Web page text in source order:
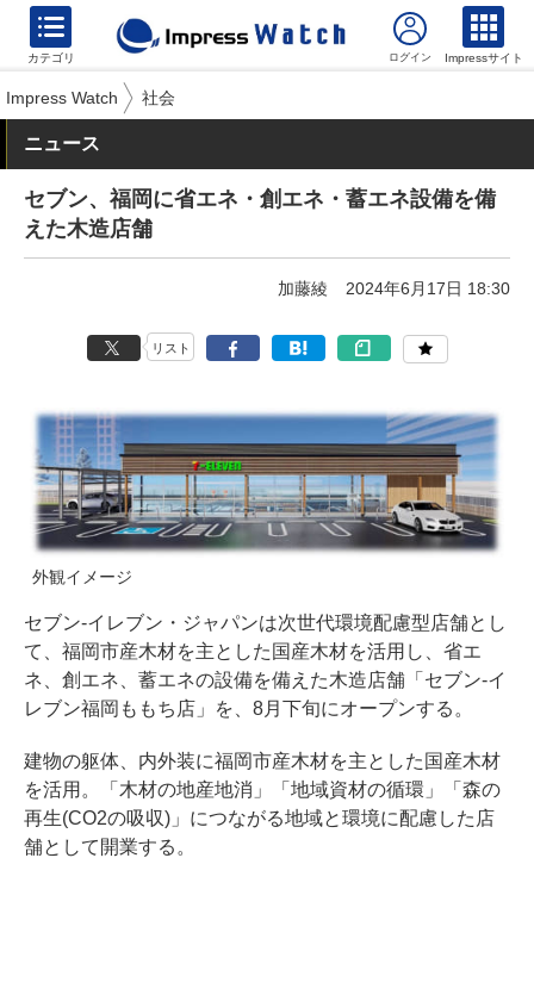
カテゴリ Impressサイト
Impress Watch 社会
ニュース
セブン、福岡に省エネ・創エネ・蓄エネ設備を備
えた木造店舗
加藤綾 2024年6月17日 18:30
リスト
外観イメージ
セブン‐イレブン・ジャパンは次世代環境配慮型店舗とし
て、福岡市産木材を主とした国産木材を活用し、省エ
ネ、創エネ、蓄エネの設備を備えた木造店舗「セブン‐イ
レブン福岡ももち店」を、8月下旬にオープンする。
建物の躯体、内外装に福岡市産木材を主とした国産木材
を活用。「木材の地産地消」「地域資材の循環」「森の
再生(CO2の吸収)」につながる地域と環境に配慮した店
舗として開業する。